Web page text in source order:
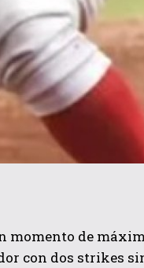
de
con dos strikes